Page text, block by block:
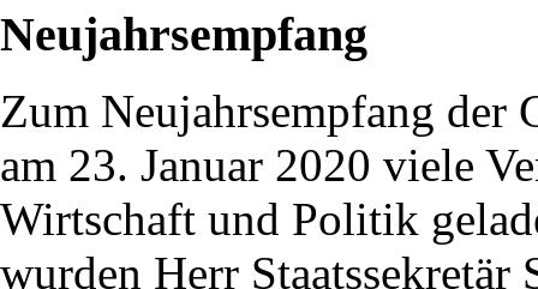
Neujahrsempfang
Zum Neujahrsempfang der
am 23. Januar 2020 viele
Wirtschaft und Politik
wurden Herr